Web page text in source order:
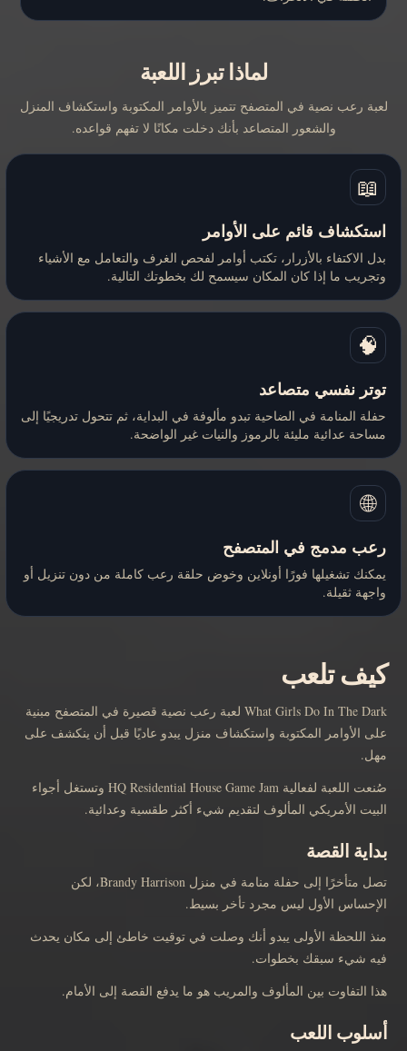
لماذا تبرز اللعبة
لعبة رعب نصية في المتصفح تتميز بالأوامر المكتوبة واستكشاف المنزل
والشعور المتصاعد بأنك دخلت مكانًا لا تفهم قواعده.
📖
استكشاف قائم على الأوامر
بدل الاكتفاء بالأزرار، تكتب أوامر لفحص الغرف والتعامل مع الأشياء
وتجريب ما إذا كان المكان سيسمح لك بخطوتك التالية.
🧠
توتر نفسي متصاعد
حفلة المنامة في الضاحية تبدو مألوفة في البداية، ثم تتحول تدريجيًا إلى
مساحة عدائية مليئة بالرموز والنيات غير الواضحة.
🌐
رعب مدمج في المتصفح
يمكنك تشغيلها فورًا أونلاين وخوض حلقة رعب كاملة من دون تنزيل أو
واجهة ثقيلة.
كيف تلعب
What Girls Do In The Dark لعبة رعب نصية قصيرة في المتصفح مبنية
على الأوامر المكتوبة واستكشاف منزل يبدو عاديًا قبل أن ينكشف على
مهل.
صُنعت اللعبة لفعالية HQ Residential House Game Jam وتستغل أجواء
البيت الأمريكي المألوف لتقديم شيء أكثر طقسية وعدائية.
بداية القصة
تصل متأخرًا إلى حفلة منامة في منزل Brandy Harrison، لكن
الإحساس الأول ليس مجرد تأخر بسيط.
منذ اللحظة الأولى يبدو أنك وصلت في توقيت خاطئ إلى مكان يحدث
فيه شيء سبقك بخطوات.
هذا التفاوت بين المألوف والمريب هو ما يدفع القصة إلى الأمام.
أسلوب اللعب